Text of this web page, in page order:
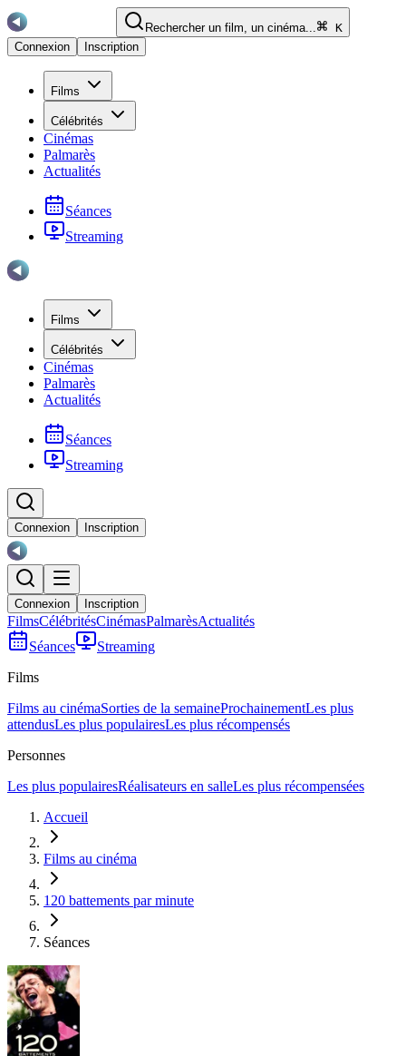
Rechercher un film, un cinéma...
K
Connexion
Inscription
Films
Célébrités
Cinémas
Palmarès
Actualités
Séances
Streaming
Films
Célébrités
Cinémas
Palmarès
Actualités
Séances
Streaming
Connexion Inscription
Connexion Inscription
FilmsCélébritésCinémasPalmarèsActualités
Séances
Streaming
Films
Films au cinémaSorties de la semaineProchainementLes plus
attendusLes plus populairesLes plus récompensés
Personnes
Les plus populairesRéalisateurs en salleLes plus récompensées
Accueil
Films au cinéma
120 battements par minute
Séances